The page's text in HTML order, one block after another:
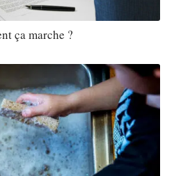
ça marche ?